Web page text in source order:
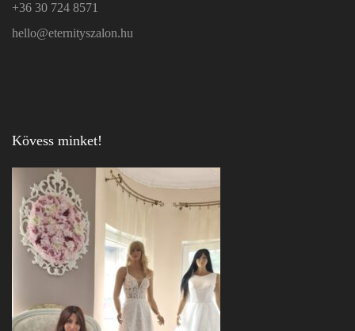
+36 30 724 8571
hello@eternityszalon.hu
Kövess minket!